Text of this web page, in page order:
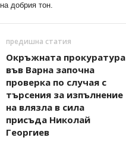
на добрия тон.
предишна статия
Окръжната прокуратура
във Варна започна
проверка по случая с
търсения за изпълнение
на влязла в сила
присъда Николай
Георгиев